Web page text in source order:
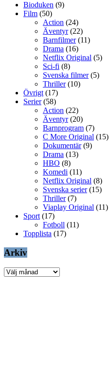
Bioduken (9)
Film (50)
Action (24)
Äventyr(22)
Barnfilmer(11)
Drama (16)
Netflix Original (5)
Sci-fi (8)
Svenska filmer(5)
Thriller(10)
Övrigt(17)
Serier(58)
Action (22)
Äventyr(20)
Barnprogram (7)
C More Original (15)
Dokumentär(9)
Drama (13)
HBO (8)
Komedi (11)
Netflix Original (8)
Svenska serier(15)
Thriller(7)
Viaplay Original (11)
Sport(17)
Fotboll (11)
Topplista (17)
Arkiv
Arkiv